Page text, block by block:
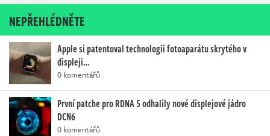
NEPŘEHLÉDNĚTE
Apple si patentoval technologii fotoaparátu skrytého v
displeji…
0 komentářů
První patche pro RDNA 5 odhalily nové displejové jádro
DCN6
0 komentářů